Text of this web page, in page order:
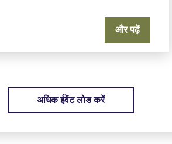
और पढ़ें
अधिक ईवेंट लोड करें